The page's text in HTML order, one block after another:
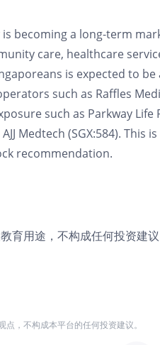
becoming a long-term
care, healthcare
is expected to
such as Raffles
such as Parkway Life
Medtech (SGX:584).
recommendation.
育用途，不构成任何投资建
，不构成本平台的任何投资建议。